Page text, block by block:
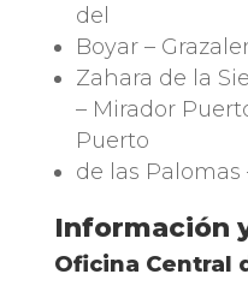
del
Boyar–
Zahara de la
– Mirador
Puerto
de las Palomas
Información
Oficina Central